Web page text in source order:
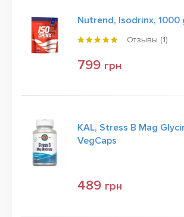
Nutrend, Isodrinx, 1000
Отзывы (1)
799 грн
KAL, Stress B Mag
VegCaps
489 грн